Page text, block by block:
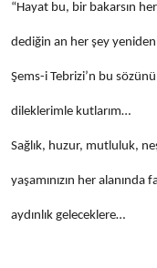
“Hayat bu, bir bakarsın
dediğin an her şey
Şems-i Tebrizi’n bu sözünü
dileklerimle kutlarım…
Sağlık, huzur, mutluluk,
yaşamınızın her
aydınlık geleceklere…